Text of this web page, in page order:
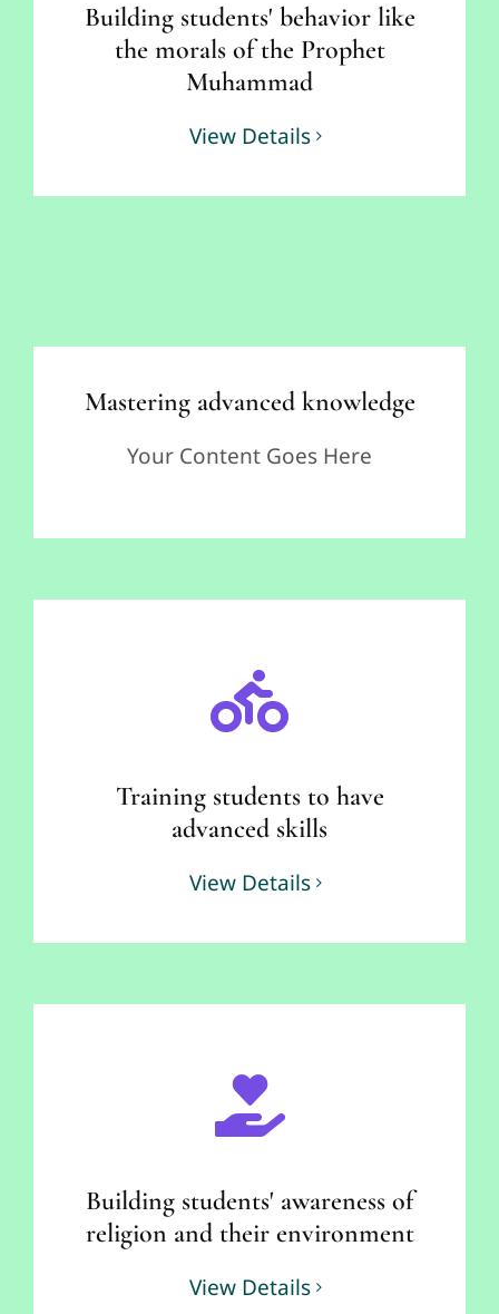
Building students' behavior like
the morals of the Prophet
Muhammad
View Details
Mastering advanced knowledge
Your Content Goes Here
Training students to have
advanced skills
View Details
Building students' awareness of
religion and their environment
View Details